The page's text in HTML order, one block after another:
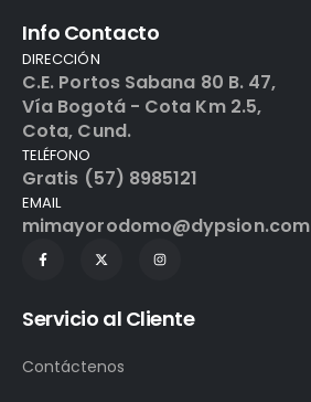
Info Contacto
DIRECCIÓN
C.E. Portos Sabana 80 B. 47,
Vía Bogotá - Cota Km 2.5,
Cota, Cund.
TELÉFONO
Gratis (57) 8985121
EMAIL
mimayorodomo@dypsion.com
Servicio al Cliente
Contáctenos